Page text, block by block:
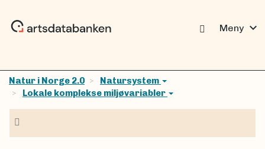
Meny expand_more
Natur i Norge 2.0
Natursystem
Lokale komplekse miljøvariabler